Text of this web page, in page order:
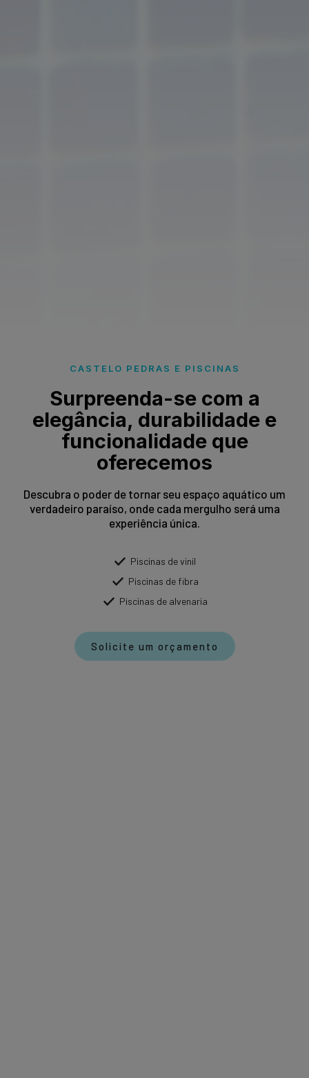
CASTELO PEDRAS E PISCINAS
Surpreenda-se com a
elegância, durabilidade e
funcionalidade que
oferecemos
Descubra o poder de tornar seu espaço aquático um
verdadeiro paraíso, onde cada mergulho será uma
experiência única.
Piscinas de vinil
Piscinas de fibra
Piscinas de alvenaria
Solicite um orçamento